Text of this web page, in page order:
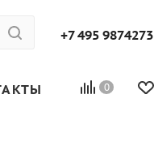
+7 495 9874273
0